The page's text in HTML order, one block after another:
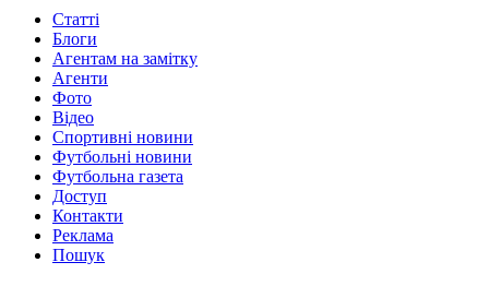
Статті
Блоги
Агентам на замітку
Агенти
Фото
Відео
Спортивні новини
Футбольні новини
Футбольна газета
Доступ
Контакти
Реклама
Пошук